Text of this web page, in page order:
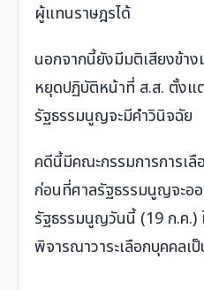
ผู้แทนราษฎรได้
นอกจากนี้ยังมีมติเสียงข้า
หยุดปฏิบัติหน้าที่ ส.ส. ตั้งแ
รัฐธรรมนูญจะมีคำวินิจฉัย
คดีนี้มีคณะกรรมการการเ
ก่อนที่ศาลรัฐธรรมนูญจะอ
รัฐธรรมนูญวันนี้ (19 ก.ค.)
พิจารณาวาระเลือกบุคคลเ